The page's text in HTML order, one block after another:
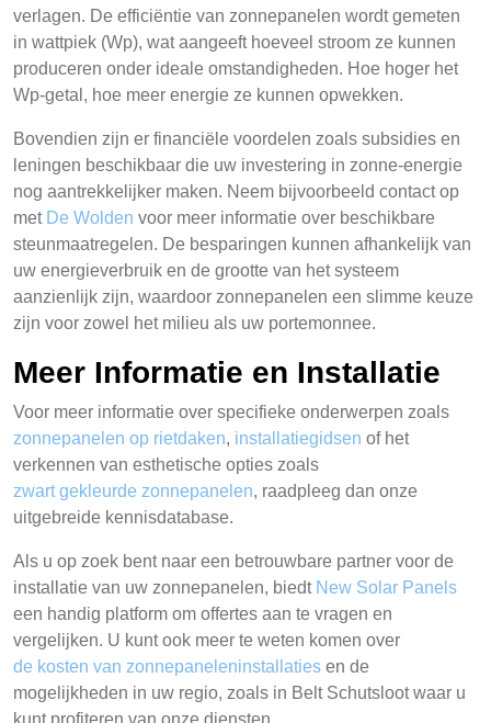
verlagen. De efficiëntie van zonnepanelen wordt gemeten
in wattpiek (Wp), wat aangeeft hoeveel stroom ze kunnen
produceren onder ideale omstandigheden. Hoe hoger het
Wp-getal, hoe meer energie ze kunnen opwekken.
Bovendien zijn er financiële voordelen zoals subsidies en
leningen beschikbaar die uw investering in zonne-energie
nog aantrekkelijker maken. Neem bijvoorbeeld contact op
met De Wolden voor meer informatie over beschikbare
steunmaatregelen. De besparingen kunnen afhankelijk van
uw energieverbruik en de grootte van het systeem
aanzienlijk zijn, waardoor zonnepanelen een slimme keuze
zijn voor zowel het milieu als uw portemonnee.
Meer Informatie en Installatie
Voor meer informatie over specifieke onderwerpen zoals
zonnepanelen op rietdaken, installatiegidsen of het
verkennen van esthetische opties zoals
zwart gekleurde zonnepanelen, raadpleeg dan onze
uitgebreide kennisdatabase.
Als u op zoek bent naar een betrouwbare partner voor de
installatie van uw zonnepanelen, biedt New Solar Panels
een handig platform om offertes aan te vragen en
vergelijken. U kunt ook meer te weten komen over
de kosten van zonnepaneleninstallaties en de
mogelijkheden in uw regio, zoals in Belt Schutsloot waar u
kunt profiteren van onze diensten.